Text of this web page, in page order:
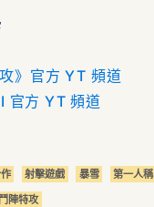
攻》官方 YT 頻道
官方 YT 頻道
射擊遊戲 暴雪 第一人稱
鬥陣特攻